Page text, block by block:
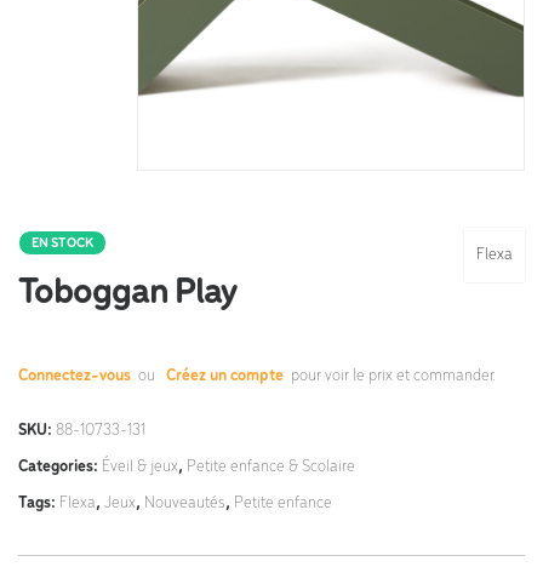
Flexa
EN STOCK
Toboggan Play
Connectez-vous ou Créez un compte pour voir le prix et commander.
SKU: 88-10733-131
Categories: Éveil & jeux, Petite enfance & Scolaire
Tags: Flexa, Jeux, Nouveautés, Petite enfance